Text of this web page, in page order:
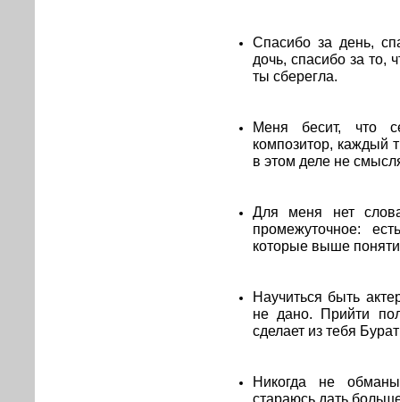
Спасибо за день,
дочь, спасибо за то,
ты сберегла.
Меня бесит, что
композитор, каждый
в этом деле не
Для меня нет
промежуточное:
которые выше
Научиться быть
не дано. Прийти
сделает из тебя
Никогда не
стараюсь дать